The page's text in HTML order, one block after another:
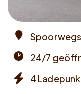
times
24/7
4